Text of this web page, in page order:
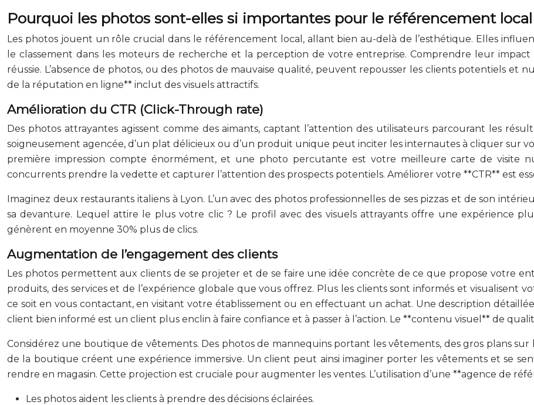
Pourquoi les photos sont-elles si importantes pour le référencement local
Les photos jouent un rôle crucial dans le référencement local, allant bien au-delà de l’esthétique. Elles
le classement dans les moteurs de recherche et la perception de votre entreprise. Comprendre leur
réussie. L’absence de photos, ou des photos de mauvaise qualité, peuvent repousser les clients potentiels et
de la réputation en ligne** inclut des visuels attractifs.
Amélioration du CTR (Click-Through rate)
Des photos attrayantes agissent comme des aimants, captant l’attention des utilisateurs parcourant les
soigneusement agencée, d’un plat délicieux ou d’un produit unique peut inciter les internautes à cliquer sur
première impression compte énormément, et une photo percutante est votre meilleure carte de visite
concurrents prendre la vedette et capturer l’attention des prospects potentiels. Améliorer votre **CTR** est
Imaginez deux restaurants italiens à Lyon. L’un avec des photos professionnelles de ses pizzas et de son
sa devanture. Lequel attire le plus votre clic ? Le profil avec des visuels attrayants offre une expérience
génèrent en moyenne 30% plus de clics.
Augmentation de l’engagement des clients
Les photos permettent aux clients de se projeter et de se faire une idée concrète de ce que propose votre
produits, des services et de l’expérience globale que vous offrez. Plus les clients sont informés et visualisent
ce soit en vous contactant, en visitant votre établissement ou en effectuant un achat. Une description
client bien informé est un client plus enclin à faire confiance et à passer à l’action. Le **contenu visuel** de
Considérez une boutique de vêtements. Des photos de mannequins portant les vêtements, des gros plans sur
de la boutique créent une expérience immersive. Un client peut ainsi imaginer porter les vêtements et se
rendre en magasin. Cette projection est cruciale pour augmenter les ventes. L’utilisation d’une **agence de
Les photos aident les clients à prendre des décisions éclairées.